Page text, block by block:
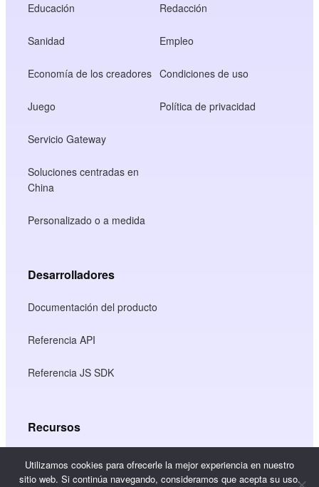
Educación
Sanidad
Economía de los creadores
Juego
Servicio Gateway
Soluciones centradas en
China
Personalizado o a medida
Redacción
Empleo
Condiciones de uso
Política de privacidad
Desarrolladores
Documentación del producto
Referencia API
Referencia JS SDK
Recursos
Centro de conocimiento
Utilizamos cookies para ofrecerle la mejor experiencia en nuestro
sitio web. Si continúa navegando, consideramos que acepta su uso.